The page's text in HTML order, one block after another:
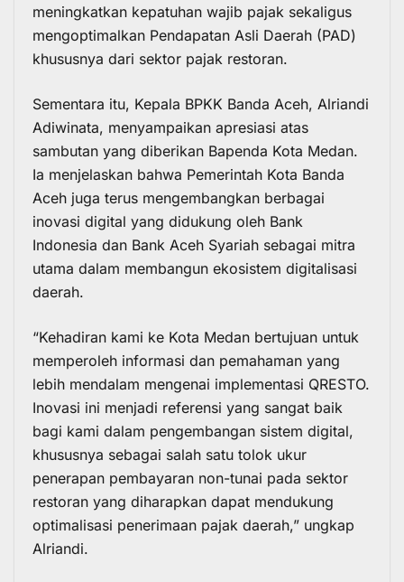
meningkatkan kepatuhan wajib pajak sekaligus
mengoptimalkan Pendapatan Asli Daerah (PAD)
khususnya dari sektor pajak restoran.
Sementara itu, Kepala BPKK Banda Aceh, Alriandi
Adiwinata, menyampaikan apresiasi atas
sambutan yang diberikan Bapenda Kota Medan.
Ia menjelaskan bahwa Pemerintah Kota Banda
Aceh juga terus mengembangkan berbagai
inovasi digital yang didukung oleh Bank
Indonesia dan Bank Aceh Syariah sebagai mitra
utama dalam membangun ekosistem digitalisasi
daerah.
“Kehadiran kami ke Kota Medan bertujuan untuk
memperoleh informasi dan pemahaman yang
lebih mendalam mengenai implementasi QRESTO.
Inovasi ini menjadi referensi yang sangat baik
bagi kami dalam pengembangan sistem digital,
khususnya sebagai salah satu tolok ukur
penerapan pembayaran non-tunai pada sektor
restoran yang diharapkan dapat mendukung
optimalisasi penerimaan pajak daerah,” ungkap
Alriandi.